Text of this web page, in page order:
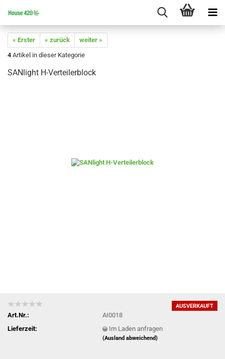
« Erster « zurück
weiter »
4 Artikel in dieser Kategorie
SANlight H-Verteilerblock
AUSVERKAUFT
Art.Nr.:
AI0018
Lieferzeit:
Im Laden anfragen
(Ausland abweichend)